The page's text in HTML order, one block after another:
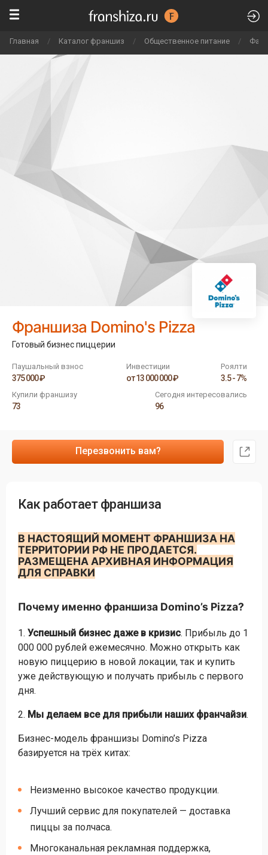
Главная / Каталог франшиз / Общественное питание /
Франшиза Domino's Pizza
Готовый бизнес пиццерии
Паушальный взнос
375 000 ₽
Инвестиции
от 13 000 000 ₽
Роялти
3.5 - 7%
Купили франшизу
73
Сегодня интересовались
96
Перезвонить вам?
Как работает франшиза
В НАСТОЯЩИЙ МОМЕНТ ФРАНШИЗА НА
ТЕРРИТОРИИ РФ НЕ ПРОДАЕТСЯ.
РАЗМЕЩЕНА АРХИВНАЯ ИНФОРМАЦИЯ
ДЛЯ СПРАВКИ
Почему именно франшиза Domino’s Pizza?
1. Успешный бизнес даже в кризис. Прибыль до 1
000 000 рублей ежемесячно. Можно открыть как
новую пиццерию в новой локации, так и купить
уже действующую и получать прибыль с первого
дня.
2. Мы делаем все для прибыли наших франчайзи.
Бизнес-модель франшизы Domino’s Pizza
базируется на трёх китах:
Неизменно высокое качество продукции.
Лучший сервис для покупателей — доставка
пиццы за полчаса.
Многоканальная рекламная поддержка,